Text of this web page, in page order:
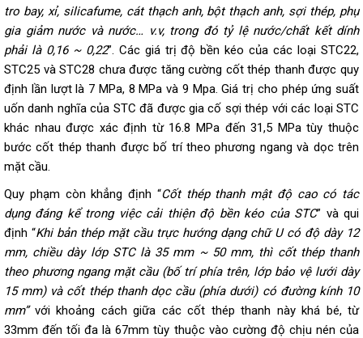
tro bay, xỉ, silicafume, cát thạch anh, bột thạch anh, sợi thép, phụ
gia giảm nước và nước… v.v, trong đó tỷ lệ nước/chất kết dính
phải là 0,16 ~ 0,22”. Các giá trị độ bền kéo của các loại STC22,
STC25 và STC28 chưa được tăng cường cốt thép thanh được quy
định lần lượt là 7 MPa, 8 MPa và 9 Mpa. Giá trị cho phép ứng suất
uốn danh nghĩa của STC đã được gia cố sợi thép với các loại STC
khác nhau được xác định từ 16.8 MPa đến 31,5 MPa tùy thuộc
bước cốt thép thanh được bố trí theo phương ngang và dọc trên
mặt cầu.
Quy phạm còn khẳng định “Cốt thép thanh mật độ cao có tác
dụng đáng kể trong việc cải thiện độ bền kéo của STC” và qui
định “Khi bản thép mặt cầu trực hướng dạng chữ U có độ dày 12
mm, chiều dày lớp STC là 35 mm ~ 50 mm, thì cốt thép thanh
theo phương ngang mặt cầu (bố trí phía trên, lớp bảo vệ lưới dày
15 mm) và cốt thép thanh dọc cầu (phía dưới) có đường kính 10
mm”với khoảng cách giữa các cốt thép thanh này khá bé, từ
33mm đến tối đa là 67mm tùy thuộc vào cường độ chịu nén của